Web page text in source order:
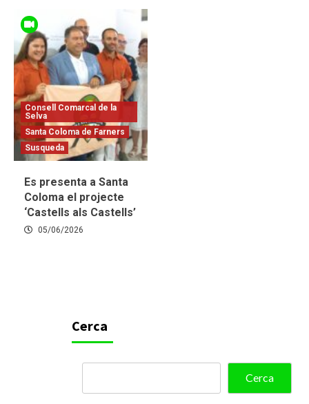
Consell Comarcal de la
Selva
Santa Coloma de Farners
Susqueda
Es presenta a Santa
Coloma el projecte
‘Castells als Castells’
05/06/2026
Cerca
Cerca